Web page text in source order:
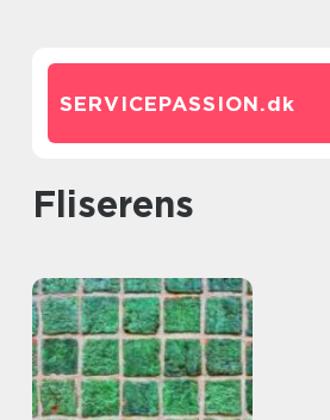
SERVICEPASSION.dk
fliserens